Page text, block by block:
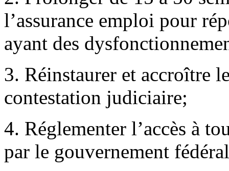
l’assurance emploi pour
ayant des
3. Réinstaurer et accroître
contestation judiciaire;
4. Réglementer l’accès à
par le gouvernement